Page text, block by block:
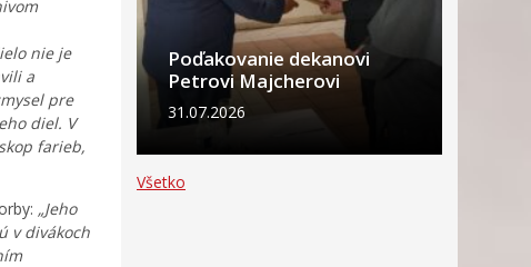
nie je
a
pre
diel. V
farieb,
„Jeho
v divákoch
Poďakovanie dekanovi
Petrovi Majcherovi
31.07.2026
Všetko